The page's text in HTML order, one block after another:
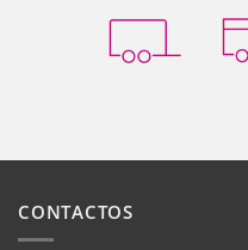
CONTACTOS